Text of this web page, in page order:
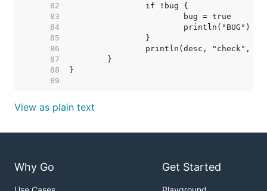
    82
    83
    84
    85
    86
    87
    88
    89
View as plain text
Why Go Get Started